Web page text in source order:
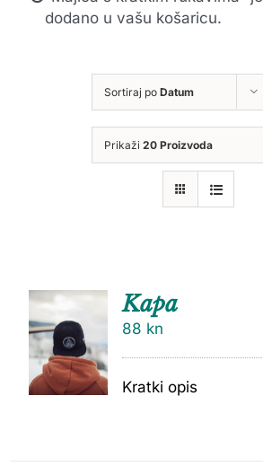
dodano u vašu košaricu.
Sortiraj po Datum
Prikaži 20 Proizvoda
KOŠARI
CU
Kapa
88 kn
Kratki opis